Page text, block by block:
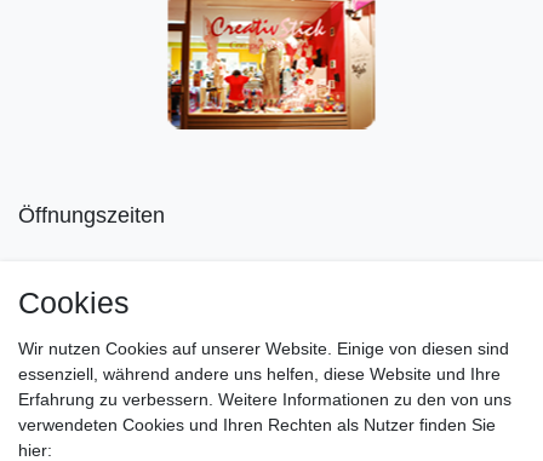
Öffnungszeiten
Di-Fr von 10.00 - 18.30 Uhr
Sa von 11.00 - 16.00 Uhr
Besuchen Sie unsere Verkaufsräume, dort beraten wir Sie
gerne.
Cookies
Wir nutzen Cookies auf unserer Website. Einige von diesen sind
essenziell, während andere uns helfen, diese Website und Ihre
Erfahrung zu verbessern. Weitere Informationen zu den von uns
verwendeten Cookies und Ihren Rechten als Nutzer finden Sie
hier: